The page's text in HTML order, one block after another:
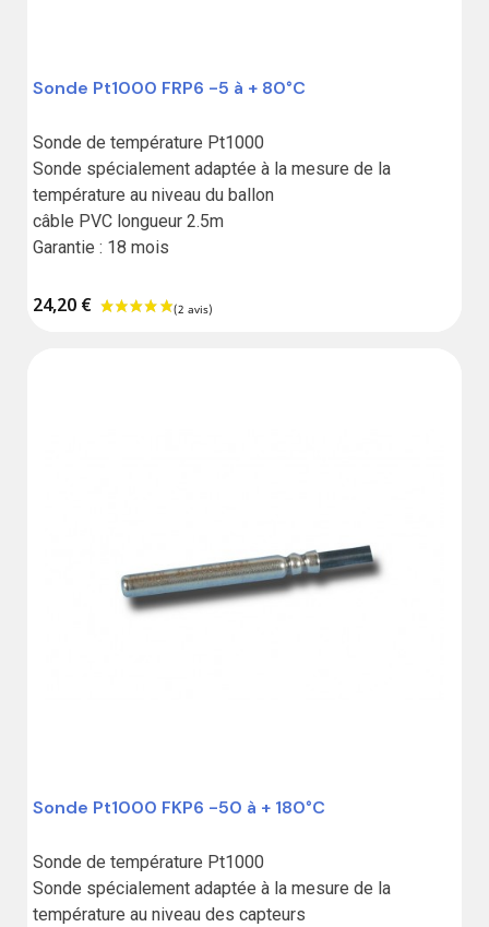
Sonde Pt1000 FRP6 -5 à + 80°C
Sonde de température Pt1000
Sonde spécialement adaptée à la mesure de la
température au niveau du ballon
câble PVC longueur 2.5m
Garantie : 18 mois
24,20 €
Sonde Pt1000 FKP6 -50 à + 180°C
Sonde de température Pt1000
Sonde spécialement adaptée à la mesure de la
température au niveau des capteurs